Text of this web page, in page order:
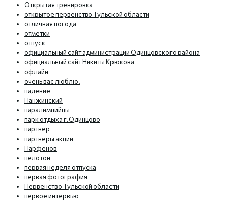
Открытая тренировка
открытое первенство Тульской области
отличная погода
отметки
отпуск
официальный сайт администрации Одинцовского района
официальный сайт Никиты Крюкова
офлайн
очень вас люблю!
падение
Панжинский
паралимпийцы
парк отдыха г.Одинцово
партнер
партнеры акции
Парфенов
пелотон
первая неделя отпуска
первая фотография
Первенство Тульской области
первое интервью